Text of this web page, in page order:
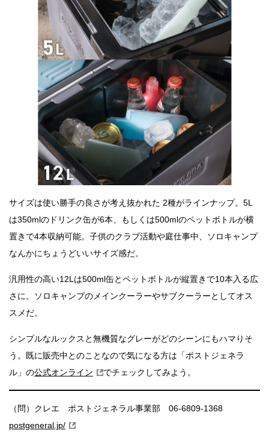
サイズは使い勝手の良さが考え抜かれた 2種がラインナップ。5L
は350mlのドリンク缶が6本、もしくは500mlのペットボトルが横
置きで4本収納可能。子供のクラブ活動や庭仕事中、ソロキャンプ
なんかにちょうどいいサイズ感だ。
汎用性の高い12Lは500ml缶とペットボトルが縦置きで10本入る広
さに。ソロキャンプのメインクーラーやサブクーラーとしてオス
スメだ。
シンプルなルックスと無機質なグレーがどのシーンにもハマりそ
う。既に販売中とのことなので気になる方は「ポストジェネラ
ル」の公式オンライン でチェックしてみよう。
（問）クレエ ポストジェネラル事業部 06-6809-1368
postgeneral.jp/